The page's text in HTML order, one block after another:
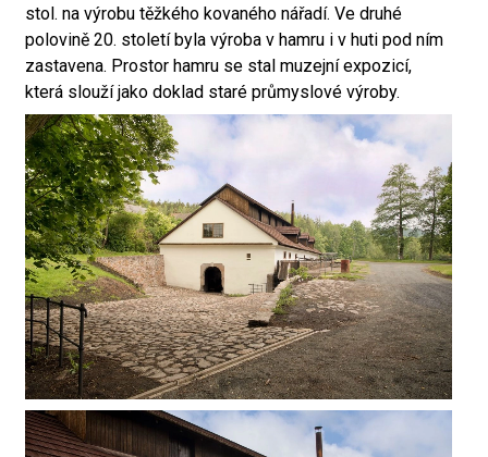
stol. na výrobu těžkého kovaného nářadí. Ve druhé
polovině 20. století byla výroba v hamru i v huti pod ním
zastavena. Prostor hamru se stal muzejní expozicí,
která slouží jako doklad staré průmyslové výroby.